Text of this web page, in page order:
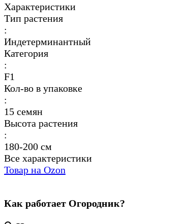
Характеристики
Тип растения
:
Индетерминантный
Категория
:
F1
Кол-во в упаковке
:
15 семян
Высота растения
:
180-200 см
Все характеристики
Товар на Ozon
Как работает Огородник?